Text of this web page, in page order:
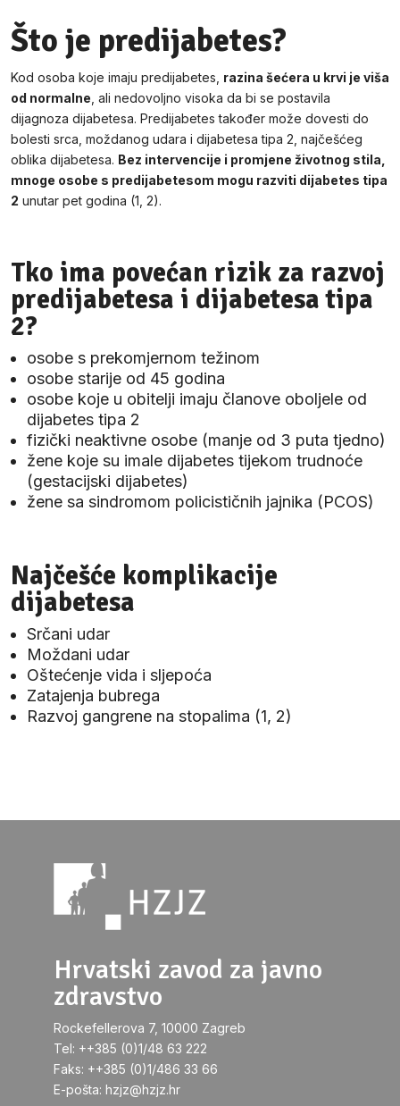
Što je predijabetes?
Kod osoba koje imaju predijabetes, razina šećera u krvi je viša
od normalne, ali nedovoljno visoka da bi se postavila
dijagnoza dijabetesa. Predijabetes također može dovesti do
bolesti srca, moždanog udara i dijabetesa tipa 2, najčešćeg
oblika dijabetesa. Bez intervencije i promjene životnog stila,
mnoge osobe s predijabetesom mogu razviti dijabetes tipa
2 unutar pet godina (1, 2).
Tko ima povećan rizik za razvoj
predijabetesa i dijabetesa tipa
2?
osobe s prekomjernom težinom
osobe starije od 45 godina
osobe koje u obitelji imaju članove oboljele od
dijabetes tipa 2
fizički neaktivne osobe (manje od 3 puta tjedno)
žene koje su imale dijabetes tijekom trudnoće
(gestacijski dijabetes)
žene sa sindromom policističnih jajnika (PCOS)
Najčešće komplikacije
dijabetesa
Srčani udar
Moždani udar
Oštećenje vida i sljepoća
Zatajenja bubrega
Razvoj gangrene na stopalima (1, 2)
Hrvatski zavod za javno
zdravstvo
Rockefellerova 7, 10000 Zagreb
Tel: ++385 (0)1/48 63 222
Faks: ++385 (0)1/486 33 66
E-pošta: hzjz@hzjz.hr